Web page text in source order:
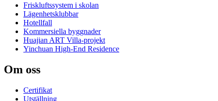
Friskluftssystem i skolan
Lägenhetsklubbar
Hotellfall
Kommersiella byggnader
Huajian ART Villa-projekt
Yinchuan High-End Residence
Om oss
Certifikat
Utställning